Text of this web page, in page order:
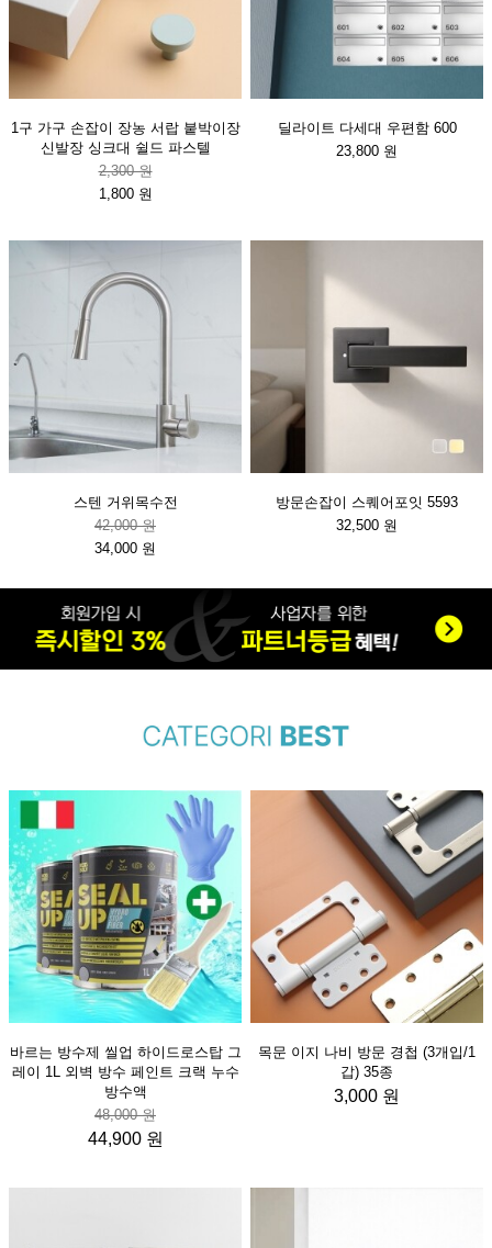
1구 가구 손잡이 장농 서랍 붙박이장
신발장 싱크대 쉴드 파스텔
2,300 원
1,800 원
딜라이트 다세대 우편함 600
23,800 원
스텐 거위목수전
42,000 원
34,000 원
방문손잡이 스퀘어포잇 5593
32,500 원
바르는 방수제 씰업 하이드로스탑 그
레이 1L 외벽 방수 페인트 크랙 누수
방수액
48,000 원
44,900 원
목문 이지 나비 방문 경첩 (3개입/1
갑) 35종
3,000 원